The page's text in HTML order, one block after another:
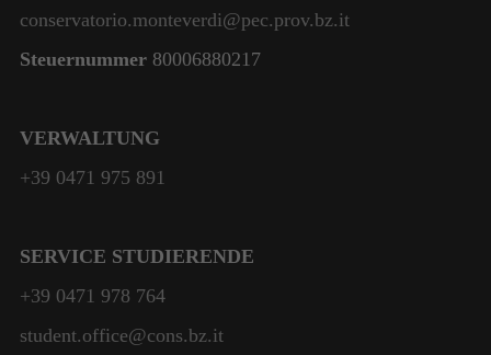
conservatorio.monteverdi@pec.prov.bz.it
Steuernummer 80006880217
VERWALTUNG
+39 0471 975 891
SERVICE STUDIERENDE
+39 0471 978 764
student.office@cons.bz.it